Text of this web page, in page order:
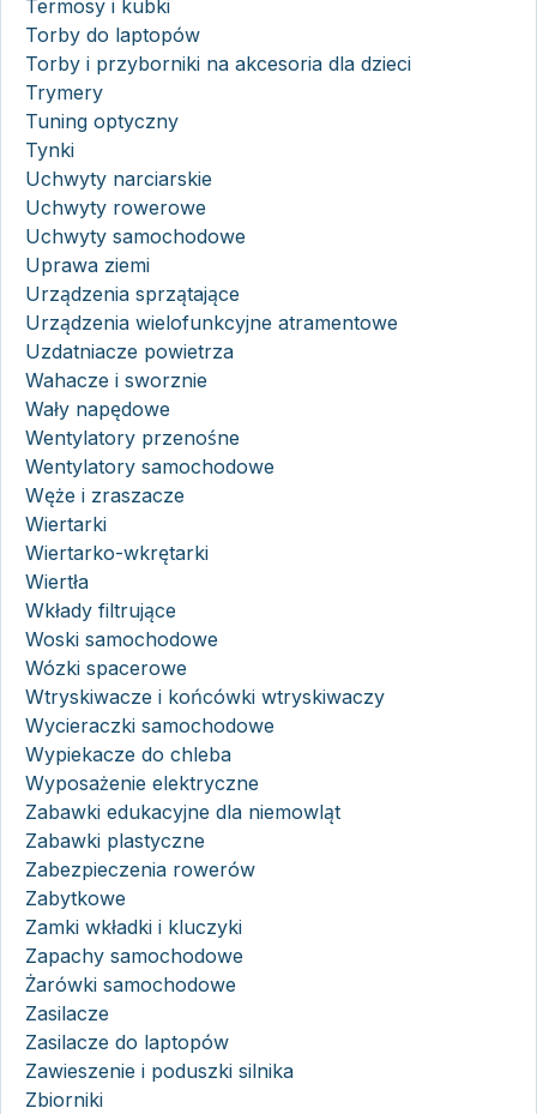
Termosy i kubki
Torby do laptopów
Torby i przyborniki na akcesoria dla dzieci
Trymery
Tuning optyczny
Tynki
Uchwyty narciarskie
Uchwyty rowerowe
Uchwyty samochodowe
Uprawa ziemi
Urządzenia sprzątające
Urządzenia wielofunkcyjne atramentowe
Uzdatniacze powietrza
Wahacze i sworznie
Wały napędowe
Wentylatory przenośne
Wentylatory samochodowe
Węże i zraszacze
Wiertarki
Wiertarko-wkrętarki
Wiertła
Wkłady filtrujące
Woski samochodowe
Wózki spacerowe
Wtryskiwacze i końcówki wtryskiwaczy
Wycieraczki samochodowe
Wypiekacze do chleba
Wyposażenie elektryczne
Zabawki edukacyjne dla niemowląt
Zabawki plastyczne
Zabezpieczenia rowerów
Zabytkowe
Zamki wkładki i kluczyki
Zapachy samochodowe
Żarówki samochodowe
Zasilacze
Zasilacze do laptopów
Zawieszenie i poduszki silnika
Zbiorniki